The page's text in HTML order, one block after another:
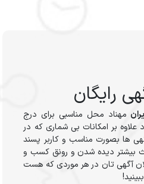
رایگان
مهناد محل مناسبی برای درج
علاوه بر امکانات بی شماری که در
ها بصورت مناسب و کاربر پسند
بیشتر دیده شدن و رونق کسب و
آگهی تان در هر موردی که هست